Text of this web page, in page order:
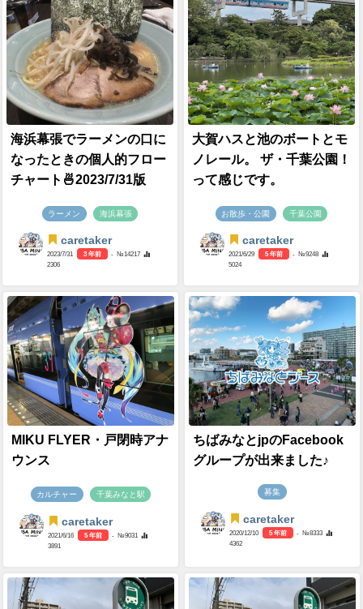
海浜幕張でラーメンの口に
なったときの個人的フロー
チャート🍜2023/7/31版
ラーメン 海浜幕張
caretaker
2023/7/31 3 年前
- №14217
2306
大賀ハスと池のボートとモ
ノレール。 ザ・千葉公園！
って感じです。
お散歩・公園 千葉公園
caretaker
2021/6/29 5 年前
- №9248
5024
MIKU FLYER・戸閉時アナ
ウンス
カルチャー 千葉みなと駅
caretaker
2021/6/16 5 年前
- №9031
3891
ちばみなとjpのFacebook
グループが出来ました♪
募集
caretaker
2020/12/10 5 年前
- №8333
4362